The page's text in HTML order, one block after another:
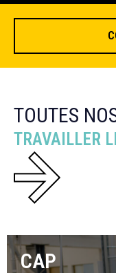
TOUTES
TRAVAILLER
CAP